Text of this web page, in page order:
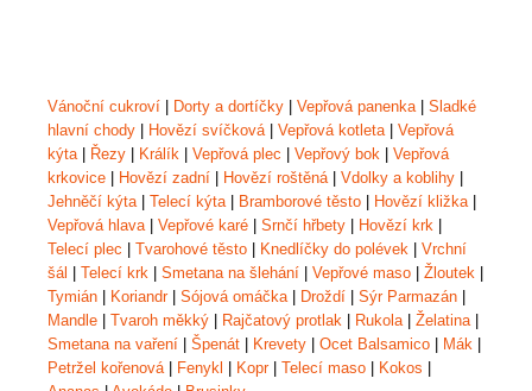
Vánoční cukroví Dorty a dortíčky Vepřová panenka| Sladké
hlavní chody
Hovězí svíčková| Vepřová kotleta| Vepřová
kýta| Řezy Králík Vepřová plec Vepřový bok
Vepřová
krkovice
Hovězí zadní Hovězí roštěná| Vdolky a koblihy
Jehněčí kýta| Telecí kýta| Bramborové těsto Hovězí kližka|
Vepřová hlava| Vepřové karé Srnčí hřbety Hovězí krk
Telecí plec
Tvarohové těsto Knedlíčky do polévek
Vrchní
šál
Telecí krk Smetana na šlehání Vepřové maso Žloutek
Tymián
Koriandr| Sójová omáčka| Droždí Sýr Parmazán
Mandle
Tvaroh měkký Rajčatový protlak Rukola| Želatina|
Smetana na vaření
Špenát Krevety Ocet Balsamico Mák
Petržel kořenová| Fenykl Kopr| Telecí maso Kokos